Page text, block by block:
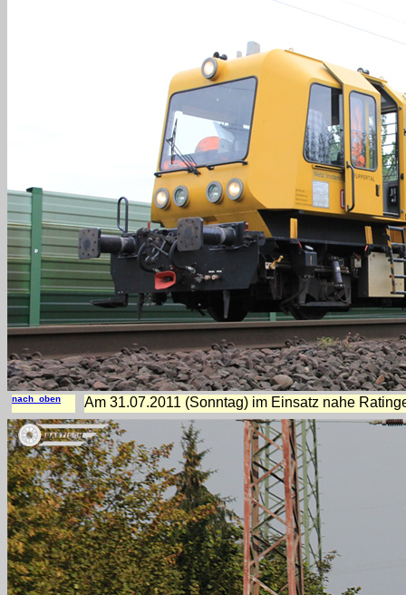
nach oben Am 31.07.2011 (Sonntag) im Einsatz nahe